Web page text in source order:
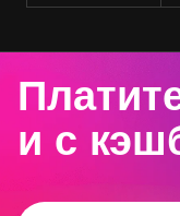
и с